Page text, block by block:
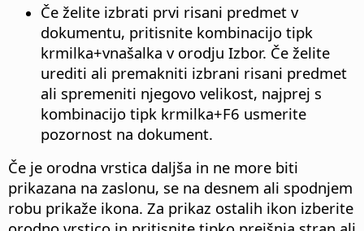
Če želite izbrati prvi risani predmet v
dokumentu, pritisnite kombinacijo tipk
krmilka+vnašalka v orodju Izbor. Če želite
urediti ali premakniti izbrani risani predmet
ali spremeniti njegovo velikost, najprej s
kombinacijo tipk krmilka+F6 usmerite
pozornost na dokument.
Če je orodna vrstica daljša in ne more biti
prikazana na zaslonu, se na desnem ali spodnjem
robu prikaže ikona. Za prikaz ostalih ikon izberite